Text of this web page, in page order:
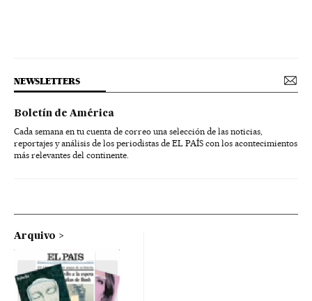
NEWSLETTERS
Boletín de América
Cada semana en tu cuenta de correo una selección de las noticias,
reportajes y análisis de los periodistas de EL PAÍS con los acontecimientos
más relevantes del continente.
Arquivo